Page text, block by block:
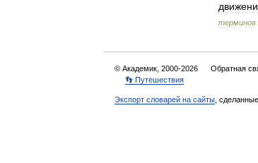
терминов
© Академик, 2000-2026 Обратная
👣 Путешествия
Экспорт словарей на сайты ,